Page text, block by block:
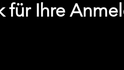
für Ihre